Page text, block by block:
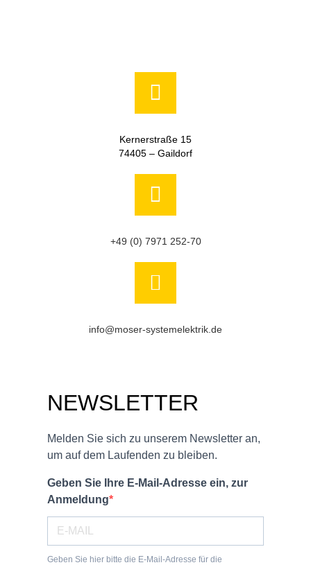
Kernerstraße 15
74405 – Gaildorf
+49 (0) 7971 252-70
info@moser-systemelektrik.de
NEWSLETTER
Melden Sie sich zu unserem Newsletter an,
um auf dem Laufenden zu bleiben.
Geben Sie Ihre E-Mail-Adresse ein, zur
Anmeldung
Geben Sie hier bitte die E-Mail-Adresse für die